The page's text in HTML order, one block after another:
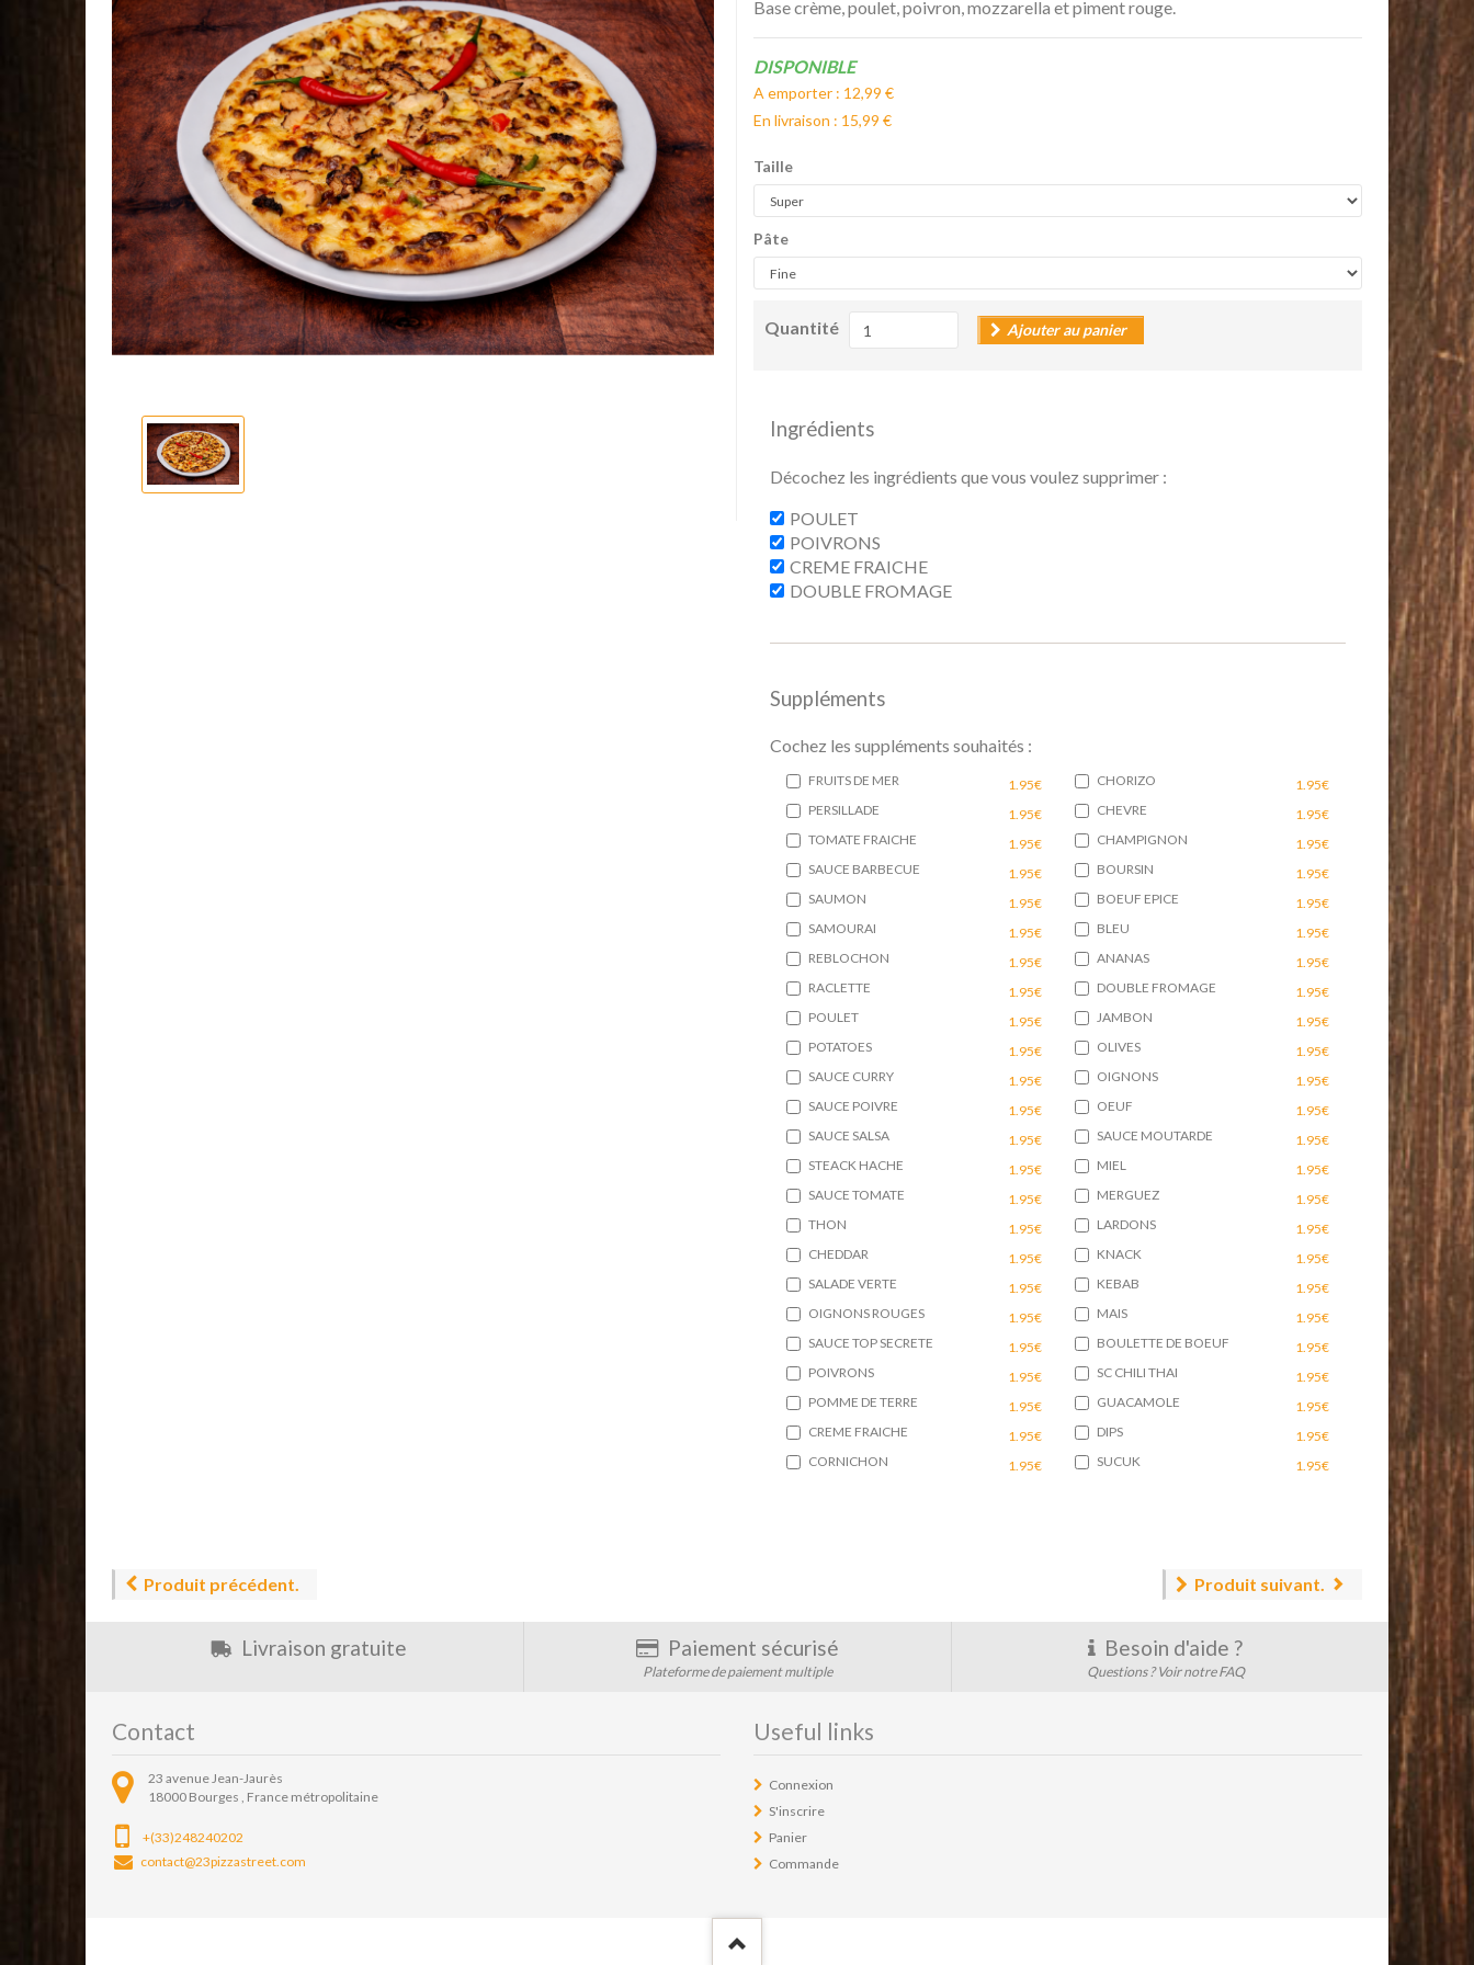
Base crème, poulet, poivron, mozzarella et piment rouge.
Disponibilité:
DISPONIBLE
A emporter : 12,99 €
En livraison : 15,99 €
Taille
Pâte
Quantité Ajouter au panier
Ingrédients
Décochez les ingrédients que vous voulez supprimer :
POULET
POIVRONS
CREME FRAICHE
DOUBLE FROMAGE
Suppléments
Cochez les suppléments souhaités :
FRUITS DE MER
1.95€
PERSILLADE
1.95€
TOMATE FRAICHE
1.95€
SAUCE BARBECUE
1.95€
SAUMON
1.95€
SAMOURAI
1.95€
REBLOCHON
1.95€
RACLETTE
1.95€
POULET
1.95€
POTATOES
1.95€
SAUCE CURRY
1.95€
SAUCE POIVRE
1.95€
SAUCE SALSA
1.95€
STEACK HACHE
1.95€
SAUCE TOMATE
1.95€
THON
1.95€
CHEDDAR
1.95€
SALADE VERTE
1.95€
OIGNONS ROUGES
1.95€
SAUCE TOP SECRETE
1.95€
POIVRONS
1.95€
POMME DE TERRE
1.95€
CREME FRAICHE
1.95€
CORNICHON
1.95€
CHORIZO
1.95€
CHEVRE
1.95€
CHAMPIGNON
1.95€
BOURSIN
1.95€
BOEUF EPICE
1.95€
BLEU
1.95€
ANANAS
1.95€
DOUBLE FROMAGE
1.95€
JAMBON
1.95€
OLIVES
1.95€
OIGNONS
1.95€
OEUF
1.95€
SAUCE MOUTARDE
1.95€
MIEL
1.95€
MERGUEZ
1.95€
LARDONS
1.95€
KNACK
1.95€
KEBAB
1.95€
MAIS
1.95€
BOULETTE DE BOEUF
1.95€
SC CHILI THAI
1.95€
GUACAMOLE
1.95€
DIPS
1.95€
SUCUK
1.95€
Produit précédent. Produit suivant.
Livraison gratuite Paiement sécurisé
Plateforme de paiement multiple
Besoin d'aide ?
Questions ? Voir notre FAQ
Contact
23 avenue Jean-Jaurès
18000 Bourges , France métropolitaine
+(33)248240202
contact@23pizzastreet.com
Useful links
Connexion
S'inscrire
Panier
Commande